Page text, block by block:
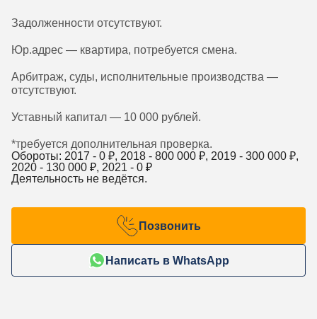
Задолженности отсутствуют.
Юр.адрес — квартира, потребуется смена.
Арбитраж, суды, исполнительные производства —
отсутствуют.
Уставный капитал — 10 000 рублей.
*требуется дополнительная проверка.
Обороты: 2017 - 0 ₽, 2018 - 800 000 ₽, 2019 - 300 000 ₽,
2020 - 130 000 ₽, 2021 - 0 ₽
Деятельность не ведётся.
Позвонить
Написать в WhatsApp